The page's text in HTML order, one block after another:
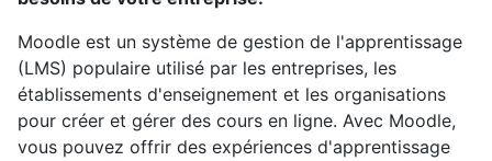
Moodle est un système de gestion de l'apprentissage
(LMS) populaire utilisé par les entreprises, les
établissements d'enseignement et les organisations
pour créer et gérer des cours en ligne. Avec Moodle,
vous pouvez offrir des expériences d'apprentissage